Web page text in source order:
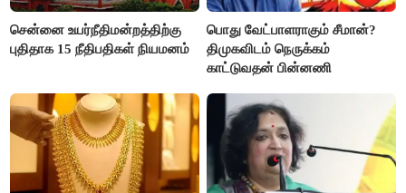
சென்னை உயர்நீதிமன்றத்திற்கு
புதிதாக 15 நீதிபதிகள் நியமனம்
பொது வேட்பாளராகும் சீமான்?
திமுகவிடம் நெருக்கம்
காட்டுவதன் பின்னணி